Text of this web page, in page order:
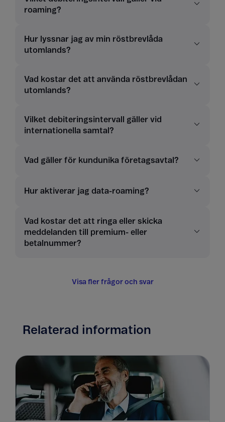
roaming?
Hur lyssnar jag av min röstbrevlåda
utomlands?
Vad kostar det att använda röstbrevlådan
utomlands?
Vilket debiteringsintervall gäller vid
internationella samtal?
Vad gäller för kundunika företagsavtal?
Hur aktiverar jag data-roaming?
Vad kostar det att ringa eller skicka
meddelanden till premium- eller
betalnummer?
Visa fler frågor och svar
Relaterad information